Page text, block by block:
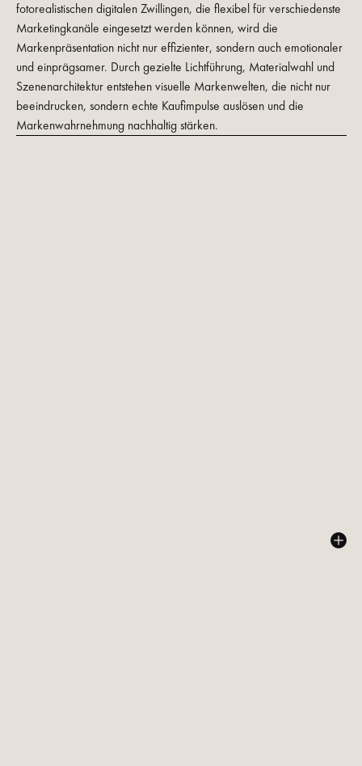
fotorealistischen digitalen Zwillingen, die flexibel für verschiedenste
Marketingkanäle eingesetzt werden können, wird die
Markenpräsentation nicht nur effizienter, sondern auch emotionaler
und einprägsamer. Durch gezielte Lichtführung, Materialwahl und
Szenenarchitektur entstehen visuelle Markenwelten, die nicht nur
beeindrucken, sondern echte Kaufimpulse auslösen und die
Markenwahrnehmung nachhaltig stärken.